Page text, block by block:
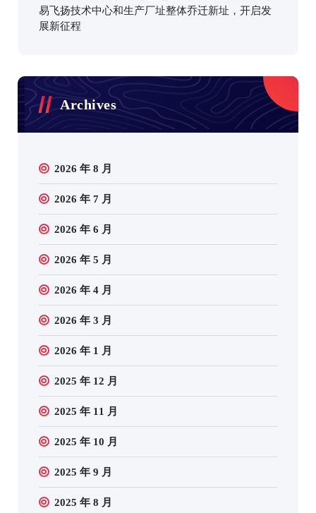
易飞扬技术中心和生产厂址整体乔迁新址，开启发
展新征程
Archives
2026 年 8 月
2026 年 7 月
2026 年 6 月
2026 年 5 月
2026 年 4 月
2026 年 3 月
2026 年 1 月
2025 年 12 月
2025 年 11 月
2025 年 10 月
2025 年 9 月
2025 年 8 月